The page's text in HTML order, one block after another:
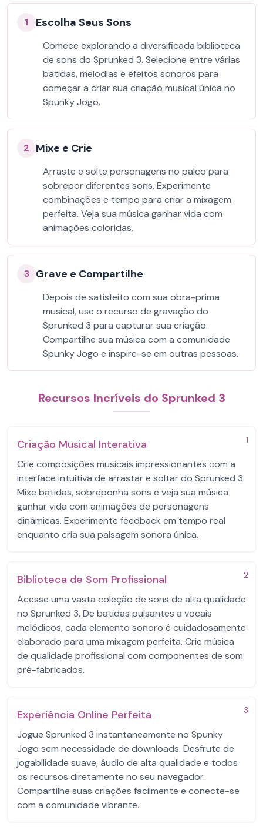
1 Escolha Seus Sons
Comece explorando a diversificada biblioteca
de sons do Sprunked 3. Selecione entre várias
batidas, melodias e efeitos sonoros para
começar a criar sua criação musical única no
Spunky Jogo.
2 Mixe e Crie
Arraste e solte personagens no palco para
sobrepor diferentes sons. Experimente
combinações e tempo para criar a mixagem
perfeita. Veja sua música ganhar vida com
animações coloridas.
3 Grave e Compartilhe
Depois de satisfeito com sua obra-prima
musical, use o recurso de gravação do
Sprunked 3 para capturar sua criação.
Compartilhe sua música com a comunidade
Spunky Jogo e inspire-se em outras pessoas.
Recursos Incríveis do Sprunked 3
1
Criação Musical Interativa
Crie composições musicais impressionantes com a
interface intuitiva de arrastar e soltar do Sprunked 3.
Mixe batidas, sobreponha sons e veja sua música
ganhar vida com animações de personagens
dinâmicas. Experimente feedback em tempo real
enquanto cria sua paisagem sonora única.
2
Biblioteca de Som Profissional
Acesse uma vasta coleção de sons de alta qualidade
no Sprunked 3. De batidas pulsantes a vocais
melódicos, cada elemento sonoro é cuidadosamente
elaborado para uma mixagem perfeita. Crie música
de qualidade profissional com componentes de som
pré-fabricados.
3
Experiência Online Perfeita
Jogue Sprunked 3 instantaneamente no Spunky
Jogo sem necessidade de downloads. Desfrute de
jogabilidade suave, áudio de alta qualidade e todos
os recursos diretamente no seu navegador.
Compartilhe suas criações facilmente e conecte-se
com a comunidade vibrante.